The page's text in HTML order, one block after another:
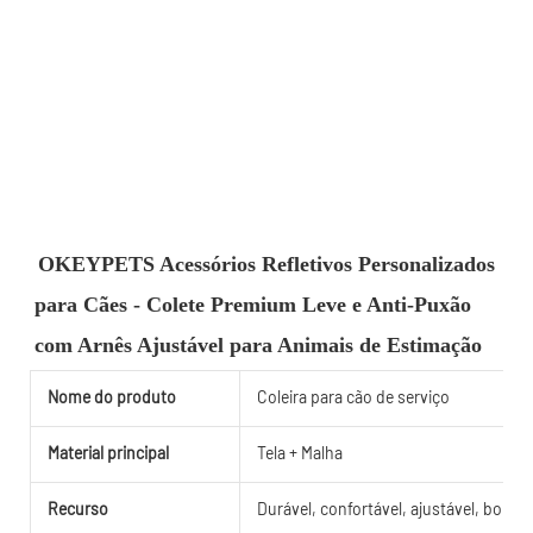
OKEYPETS Acessórios Refletivos Personalizados
para Cães - Colete Premium Leve e Anti-Puxão
com Arnês Ajustável para Animais de Estimação
Nome do produto Coleira para cão de serviço
Material principal Tela + Malha
Recurso Durável, confortável, ajustável,